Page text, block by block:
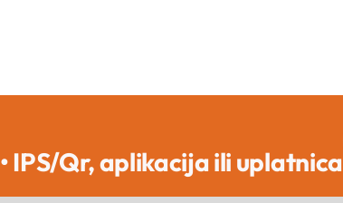
• IPS/Qr, aplikacija ili uplatnica